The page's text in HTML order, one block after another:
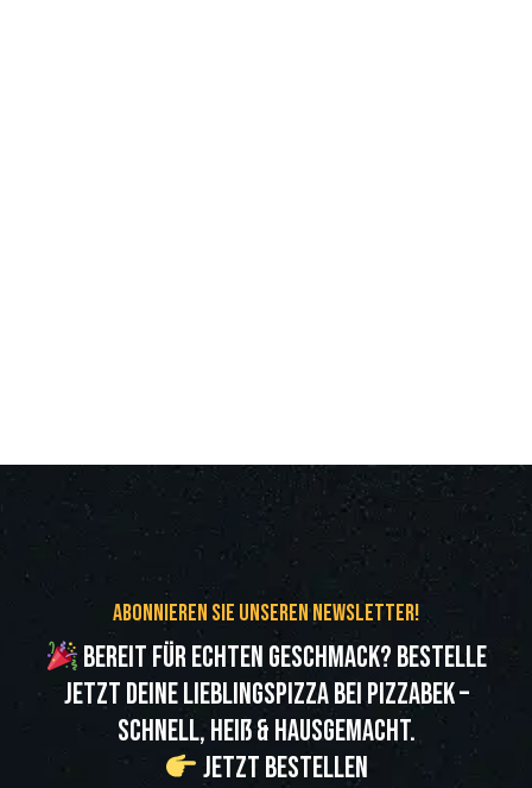
Abonnieren Sie unseren Newsletter!
Bereit für echten Geschmack? Bestelle
jetzt deine Lieblingspizza bei Pizzabek –
schnell, heiß & hausgemacht.
Jetzt bestellen